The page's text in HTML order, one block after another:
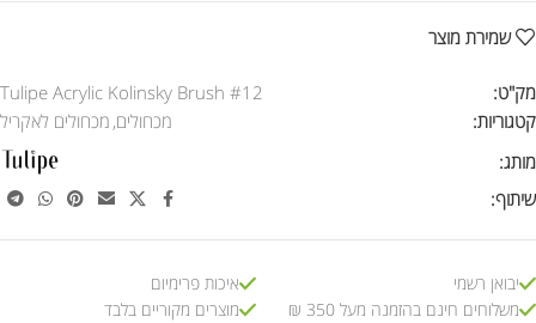
שמירת מוצר
מק"ט:
Tulipe Acrylic Kolinsky Brush #12
קטגוריות:
מכחולים, מכחולים לאקריל
מותג:
שיתוף:
יבואן רשמי
משלוחים חינם בהזמנה מעל 350 ₪
איכות פרימיום
מוצרים מקוריים בלבד